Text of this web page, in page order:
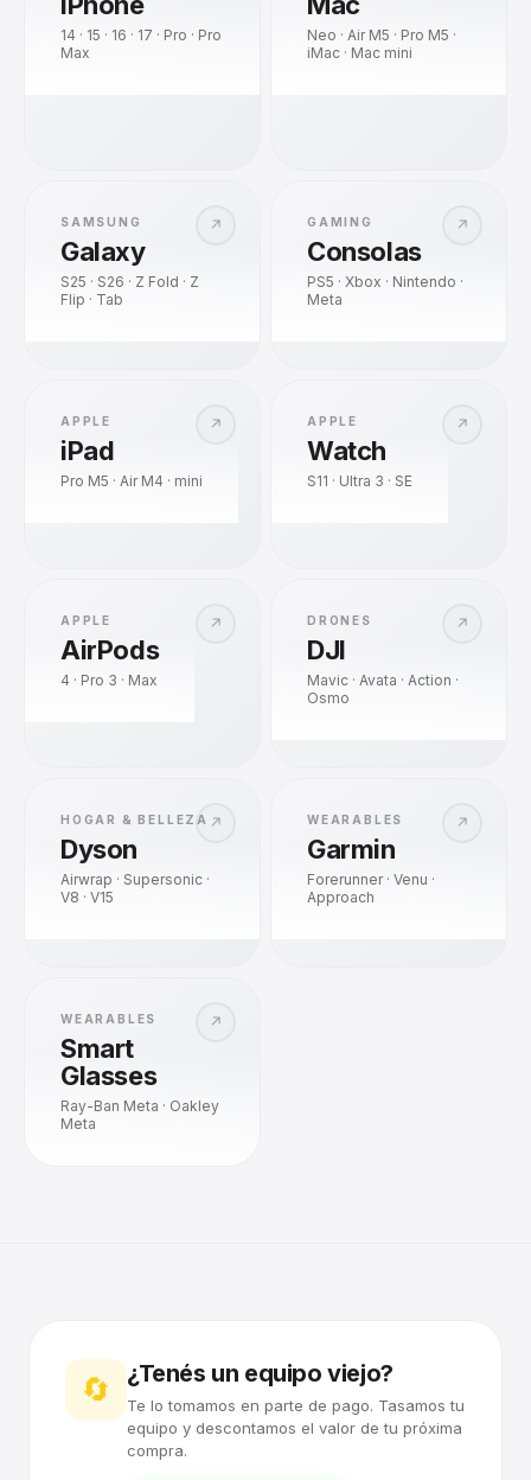
14 · 15 · 16 · 17 · Pro · Pro
Max
Neo · Air M5 · Pro M5 ·
iMac · Mac mini
↗
SAMSUNG
Galaxy
S25 · S26 · Z Fold · Z
Flip · Tab
↗
GAMING
Consolas
PS5 · Xbox · Nintendo ·
Meta
↗
APPLE
iPad
Pro M5 · Air M4 · mini
↗
APPLE
Watch
S11 · Ultra 3 · SE
↗
APPLE
AirPods
4 · Pro 3 · Max
↗
DRONES
DJI
Mavic · Avata · Action ·
Osmo
↗
HOGAR & BELLEZA
Dyson
Airwrap · Supersonic ·
V8 · V15
↗
WEARABLES
Garmin
Forerunner · Venu ·
Approach
↗
WEARABLES
Smart
Glasses
Ray-Ban Meta · Oakley
Meta
🔄 ¿Tenés un equipo viejo?
Te lo tomamos en parte de pago. Tasamos tu
equipo y descontamos el valor de tu próxima
compra.